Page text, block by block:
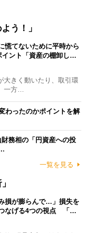
う！」
慌てないために平時から
イント「資産の棚卸し…
きく動いたり、取引環
一方…
わったのかポイントを解
務相の「円資産への投
一覧を見る
損が膨らんで…」損失を
なげる4つの視点 「…